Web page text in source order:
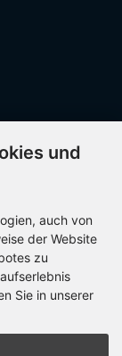
und
auch von
der Website
zu
Sie in unserer